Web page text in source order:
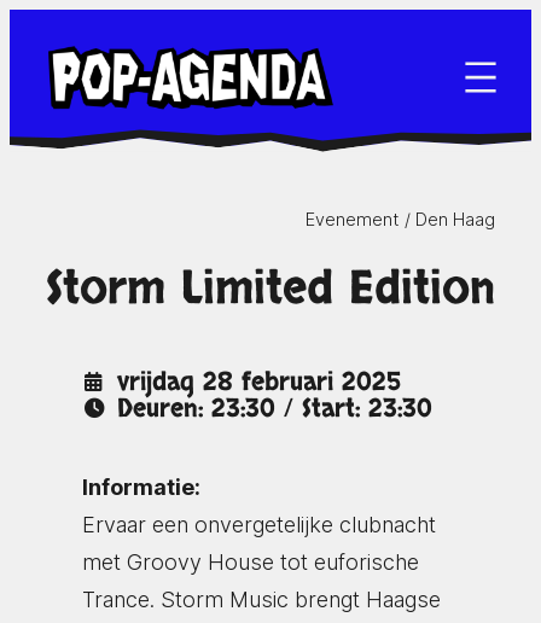
naar
inhoud
Evenement / Den Haag
Storm Limited Edition
vrijdag 28 februari 2025
Deuren: 23:30 / Start: 23:30
Informatie:
Ervaar een onvergetelijke clubnacht
met Groovy House tot euforische
Trance. Storm Music brengt Haagse